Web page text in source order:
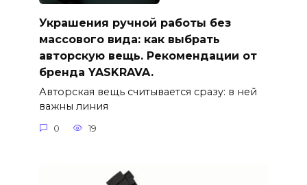
Украшения ручной работы без
массового вида: как выбрать
авторскую вещь. Рекомендации от
бренда YASKRAVA.
Авторская вещь считывается сразу: в ней
важны линия
0 19